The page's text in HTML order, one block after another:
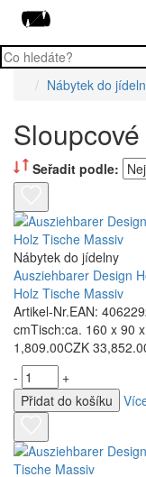
Nábytek do
Seřadit podle:
Nábytek do jídelny
Ausziehbarer Design
Holz Tische Massiv
Artikel-Nr.EAN:
cmTisch:ca. 160 x 90
1,809.00CZK
-
+
Přidat do košíku